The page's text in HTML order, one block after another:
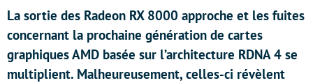
La sortie des Radeon RX 8000 approche et les fuites
concernant la prochaine génération de cartes
graphiques AMD basée sur l’architecture RDNA 4 se
multiplient. Malheureusement, celles-ci révèlent